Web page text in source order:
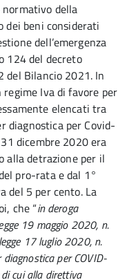
normativo della
dei beni considerati
dell’emergenza
124 del decreto
del Bilancio 2021. In
Iva di favore per
elencati tra
diagnostica per Covid-
dicembre 2020 era
alla detrazione per il
pro-rata e dal 1°
del 5 per cento. La
che “in deroga
19 maggio 2020, n.
17 luglio 2020, n.
per COVID-
cui alla direttiva